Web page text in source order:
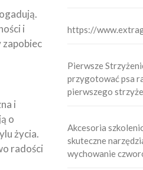
i
zapobiec
i
o
życia.
radości
https://
Pierwsze
przygotować psa
pierwszego
Akcesoria
skuteczne
wychowanie